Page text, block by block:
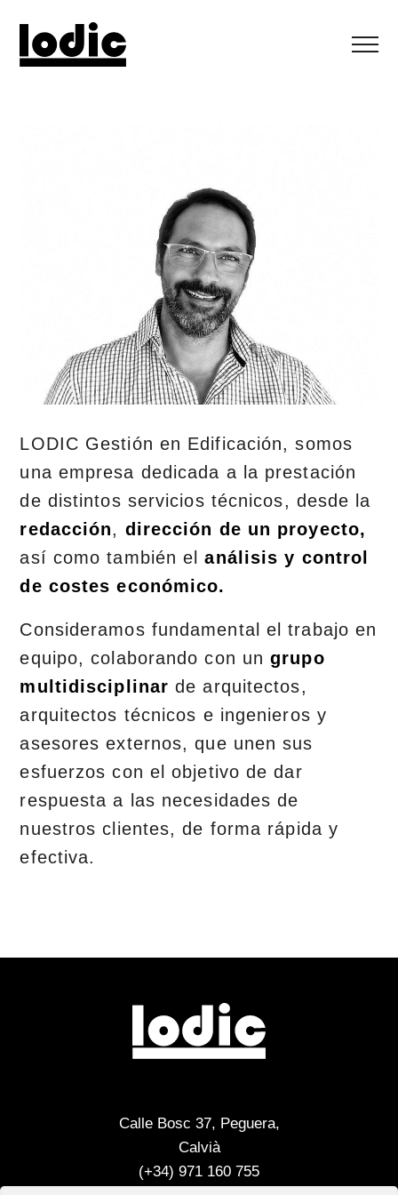
LODIC Gestión en Edificación, somos
una empresa dedicada a la prestación
de distintos servicios técnicos, desde la
redacción, dirección de un proyecto,
así como también elanálisis y control
de costes económico.
Consideramos fundamental el trabajo en
equipo, colaborando con ungrupo
multidisciplinar de arquitectos,
arquitectos técnicos e ingenieros y
asesores externos, que unen sus
esfuerzos con el objetivo de dar
respuesta a las necesidades de
nuestros clientes, de forma rápida y
efectiva.
Calle Bosc 37, Peguera,
Calvià
(+34) 971 160 755